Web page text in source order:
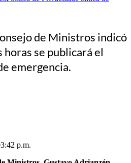
de Ministros indicó
horas se publicará el
emergencia.
p.m.